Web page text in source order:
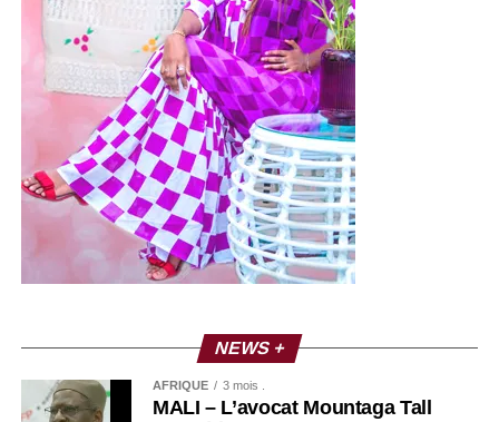
NEWS +
AFRIQUE 3 mois .
MALI – L’avocat Mountaga Tall